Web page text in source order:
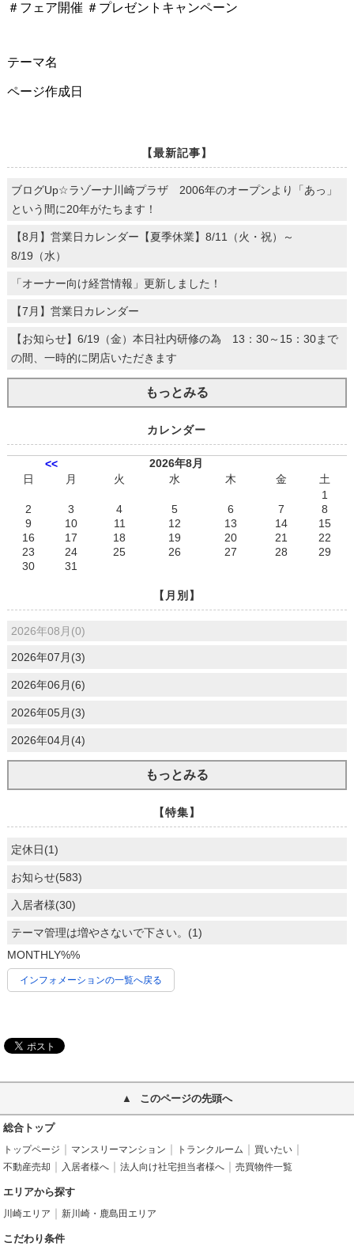
＃フェア開催 ＃プレゼントキャンペーン
テーマ名
ページ作成日
【最新記事】
ブログUp☆ラゾーナ川崎プラザ 2006年のオープンより「あっ」
という間に20年がたちます！
【8月】営業日カレンダー【夏季休業】8/11（火・祝）～
8/19（水）
「オーナー向け経営情報」更新しました！
【7月】営業日カレンダー
【お知らせ】6/19（金）本日社内研修の為 13：30～15：30まで
の間、一時的に閉店いただきます
もっとみる
カレンダー
<<
2026年8月
日
月 火 水 木 金
土
1
2
3 4 5 6 7
8
9
10 11 12 13 14
15
16
17 18 19 20 21
22
23
24 25 26 27 28
29
30
31
【月別】
2026年08月(0)
2026年07月(3)
2026年06月(6)
2026年05月(3)
2026年04月(4)
もっとみる
【特集】
定休日(1)
お知らせ(583)
入居者様(30)
テーマ管理は増やさないで下さい。(1)
MONTHLY%%
インフォメーションの一覧へ戻る
このページの先頭へ
総合トップ
トップページ マンスリーマンション トランクルーム
買いたい
不動産売却
入居者様へ 法人向け社宅担当者様へ 売買物件一覧
エリアから探す
川崎エリア 新川崎・鹿島田エリア
こだわり条件